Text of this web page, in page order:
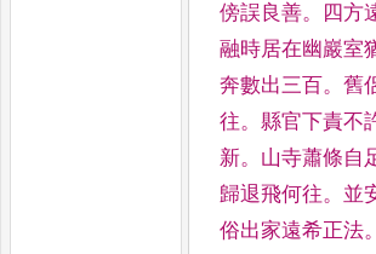
傍誤良善。 四方
融時居在幽巖室
奔數出三百 。舊
往。縣官下責不
新。 山寺蕭條自
歸退飛何往。 並
俗出家遠希正法